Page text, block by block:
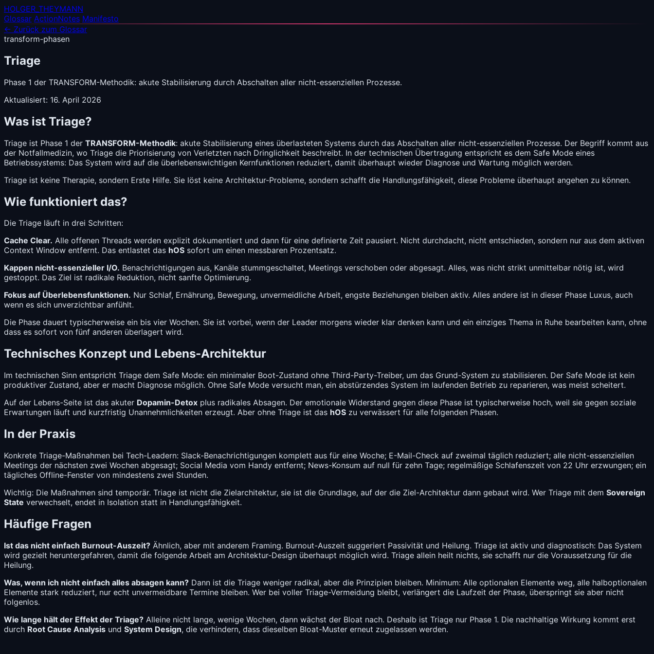
HOLGER_THEYMANN
Glossar ActionNotes Manifesto
← Zurück zum Glossar
transform-phasen
Triage
Phase 1 der TRANSFORM-Methodik: akute Stabilisierung durch Abschalten aller nicht-essenziellen Prozesse.
Aktualisiert: 16. April 2026
Was ist Triage?
Triage ist Phase 1 der TRANSFORM-Methodik: akute Stabilisierung eines überlasteten Systems durch das Abschalten aller nicht-essenziellen Prozesse. Der Begriff kommt aus
der Notfallmedizin, wo Triage die Priorisierung von Verletzten nach Dringlichkeit beschreibt. In der technischen Übertragung entspricht es dem Safe Mode eines
Betriebssystems: Das System wird auf die überlebenswichtigen Kernfunktionen reduziert, damit überhaupt wieder Diagnose und Wartung möglich werden.
Triage ist keine Therapie, sondern Erste Hilfe. Sie löst keine Architektur-Probleme, sondern schafft die Handlungsfähigkeit, diese Probleme überhaupt angehen zu können.
Wie funktioniert das?
Die Triage läuft in drei Schritten:
Cache Clear. Alle offenen Threads werden explizit dokumentiert und dann für eine definierte Zeit pausiert. Nicht durchdacht, nicht entschieden, sondern nur aus dem aktiven
Context Window entfernt. Das entlastet das hOS sofort um einen messbaren Prozentsatz.
Kappen nicht-essenzieller I/O. Benachrichtigungen aus, Kanäle stummgeschaltet, Meetings verschoben oder abgesagt. Alles, was nicht strikt unmittelbar nötig ist, wird
gestoppt. Das Ziel ist radikale Reduktion, nicht sanfte Optimierung.
Fokus auf Überlebensfunktionen. Nur Schlaf, Ernährung, Bewegung, unvermeidliche Arbeit, engste Beziehungen bleiben aktiv. Alles andere ist in dieser Phase Luxus, auch
wenn es sich unverzichtbar anfühlt.
Die Phase dauert typischerweise ein bis vier Wochen. Sie ist vorbei, wenn der Leader morgens wieder klar denken kann und ein einziges Thema in Ruhe bearbeiten kann, ohne
dass es sofort von fünf anderen überlagert wird.
Technisches Konzept und Lebens-Architektur
Im technischen Sinn entspricht Triage dem Safe Mode: ein minimaler Boot-Zustand ohne Third-Party-Treiber, um das Grund-System zu stabilisieren. Der Safe Mode ist kein
produktiver Zustand, aber er macht Diagnose möglich. Ohne Safe Mode versucht man, ein abstürzendes System im laufenden Betrieb zu reparieren, was meist scheitert.
Auf der Lebens-Seite ist das akuter Dopamin-Detox plus radikales Absagen. Der emotionale Widerstand gegen diese Phase ist typischerweise hoch, weil sie gegen soziale
Erwartungen läuft und kurzfristig Unannehmlichkeiten erzeugt. Aber ohne Triage ist das hOS zu verwässert für alle folgenden Phasen.
In der Praxis
Konkrete Triage-Maßnahmen bei Tech-Leadern: Slack-Benachrichtigungen komplett aus für eine Woche; E-Mail-Check auf zweimal täglich reduziert; alle nicht-essenziellen
Meetings der nächsten zwei Wochen abgesagt; Social Media vom Handy entfernt; News-Konsum auf null für zehn Tage; regelmäßige Schlafenszeit von 22 Uhr erzwungen; ein
tägliches Offline-Fenster von mindestens zwei Stunden.
Wichtig: Die Maßnahmen sind temporär. Triage ist nicht die Zielarchitektur, sie ist die Grundlage, auf der die Ziel-Architektur dann gebaut wird. Wer Triage mit dem Sovereign
State verwechselt, endet in Isolation statt in Handlungsfähigkeit.
Häufige Fragen
Ist das nicht einfach Burnout-Auszeit? Ähnlich, aber mit anderem Framing. Burnout-Auszeit suggeriert Passivität und Heilung. Triage ist aktiv und diagnostisch: Das System
wird gezielt heruntergefahren, damit die folgende Arbeit am Architektur-Design überhaupt möglich wird. Triage allein heilt nichts, sie schafft nur die Voraussetzung für die
Heilung.
Was, wenn ich nicht einfach alles absagen kann? Dann ist die Triage weniger radikal, aber die Prinzipien bleiben. Minimum: Alle optionalen Elemente weg, alle halboptionalen
Elemente stark reduziert, nur echt unvermeidbare Termine bleiben. Wer bei voller Triage-Vermeidung bleibt, verlängert die Laufzeit der Phase, überspringt sie aber nicht
folgenlos.
Wie lange hält der Effekt der Triage? Alleine nicht lange, wenige Wochen, dann wächst der Bloat nach. Deshalb ist Triage nur Phase 1. Die nachhaltige Wirkung kommt erst
durch Root Cause Analysis und System Design, die verhindern, dass dieselben Bloat-Muster erneut zugelassen werden.